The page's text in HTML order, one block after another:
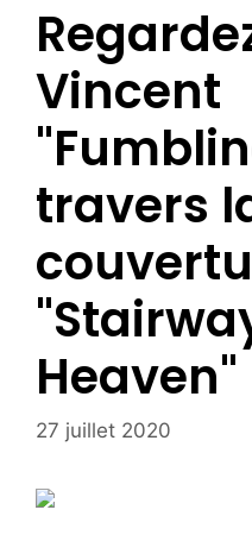
Vincent
travers
Heaven"
27 juillet 2020